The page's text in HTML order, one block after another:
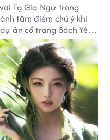
Tạ Gia Ngư trong
tâm điểm chú ý khi
án cổ trang Bách Yêu